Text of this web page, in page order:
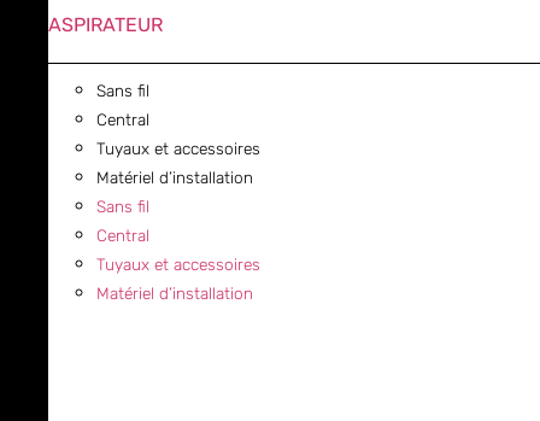
ASPIRATEUR
Sans fil
Central
Tuyaux et accessoires
Matériel d’installation
Sans fil
Central
Tuyaux et accessoires
Matériel d’installation